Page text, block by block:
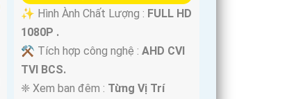
✨ Hình Ành Chất Lượng : FULL HD
1080P .
⚒ Tích hợp công nghệ :AHD CVI
TVI BCS.
❈ Xem ban đêm : Từng Vị Trí